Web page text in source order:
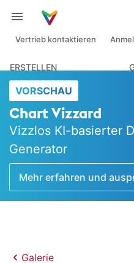
Vertrieb kontaktieren
ERSTELLEN
VORSCHAU
Chart Vizzard
Vizzlos KI-basierter
Generator
Mehr erfahren und
Galerie